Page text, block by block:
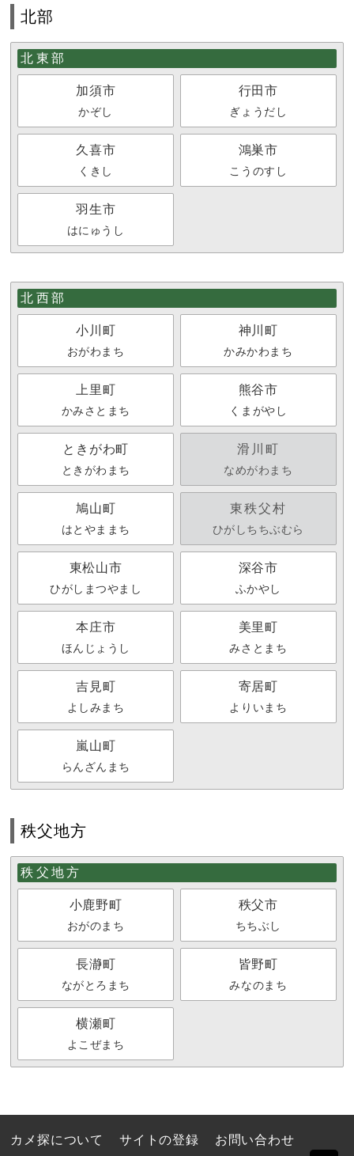
北部
北東部
加須市
かぞし
行田市
ぎょうだし
久喜市
くきし
鴻巣市
こうのすし
羽生市
はにゅうし
北西部
小川町
おがわまち
神川町
かみかわまち
上里町
かみさとまち
熊谷市
くまがやし
ときがわ町
ときがわまち
滑川町
なめがわまち
鳩山町
はとやままち
東秩父村
ひがしちちぶむら
東松山市
ひがしまつやまし
深谷市
ふかやし
本庄市
ほんじょうし
美里町
みさとまち
吉見町
よしみまち
寄居町
よりいまち
嵐山町
らんざんまち
秩父地方
秩父地方
小鹿野町
おがのまち
秩父市
ちちぶし
長瀞町
ながとろまち
皆野町
みなのまち
横瀬町
よこぜまち
カメ探について サイトの登録 お問い合わせ